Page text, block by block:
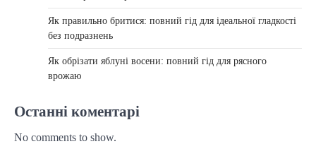
Як правильно бритися: повний гід для ідеальної гладкості
без подразнень
Як обрізати яблуні восени: повний гід для рясного
врожаю
Останні коментарі
No comments to show.